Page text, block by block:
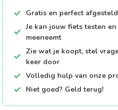
Gratis en perfect
Je kan jouw fiets testen
meeneemt
Zie wat je koopt, stel
keer door
Volledig hulp van onze
Niet goed? Geld terug!